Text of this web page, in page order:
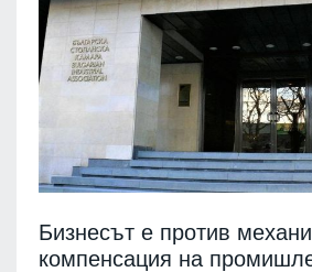
Бизнесът е против
компенсация на